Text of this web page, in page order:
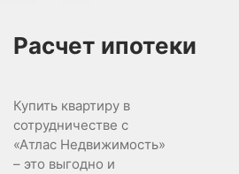
Расчет ипотеки
Купить квартиру в
сотрудничестве с
«Атлас Недвижимость»
– это выгодно и